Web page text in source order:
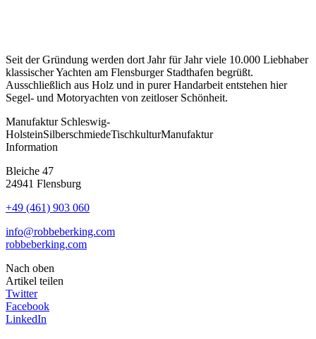
Seit der Gründung werden dort Jahr für Jahr viele 10.000 Liebhaber
klassischer Yachten am Flensburger Stadthafen begrüßt.
Ausschließlich aus Holz und in purer Handarbeit entstehen hier
Segel- und Motoryachten von zeitloser Schönheit.
Manufaktur Schleswig-
HolsteinSilberschmiedeTischkulturManufaktur
Information
Bleiche 47
24941 Flensburg
+49 (461) 903 060
info@robbeberking.com
robbeberking.com
Nach oben
Artikel teilen
Twitter
Facebook
LinkedIn